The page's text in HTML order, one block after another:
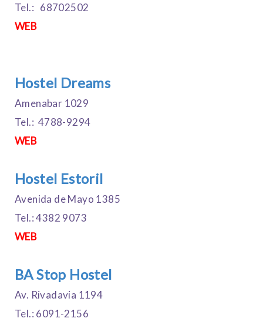
Tel.: 68702502
WEB
Hostel Dreams
Amenabar 1029
Tel.: 4788-9294
WEB
Hostel Estoril
Avenida de Mayo 1385
Tel.: 4382 9073
WEB
BA Stop Hostel
Av. Rivadavia 1194
Tel.: 6091-2156